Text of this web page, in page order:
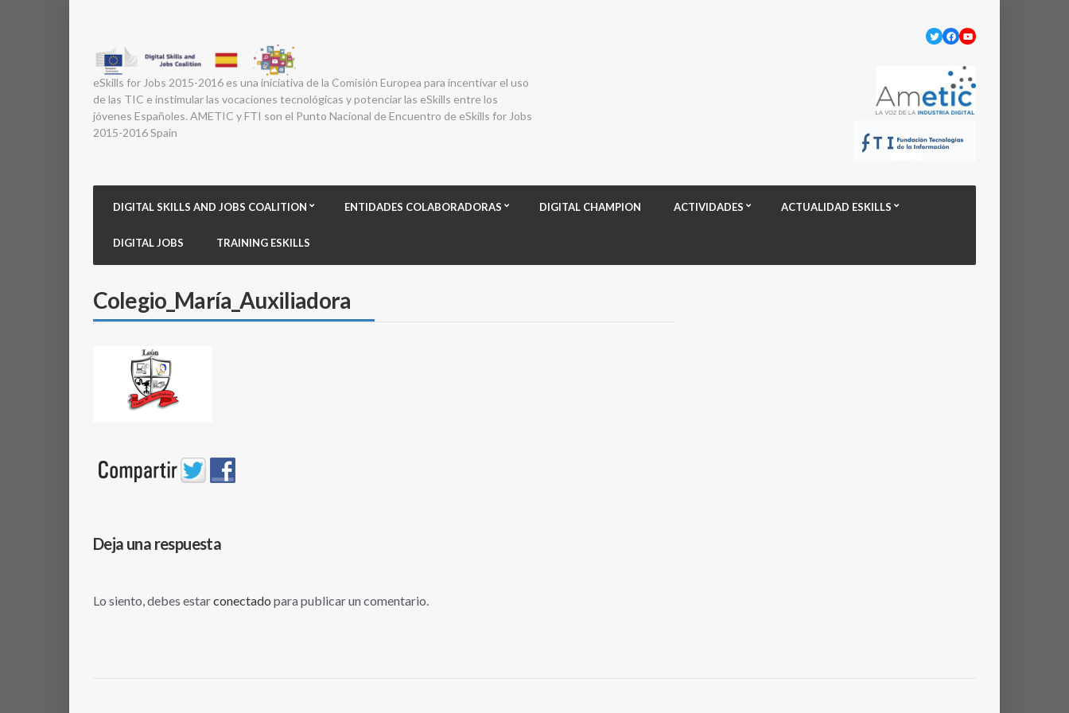
eSkills for Jobs 2015-2016 es una iniciativa de la Comisión Europea para incentivar el uso
de las TIC e instimular las vocaciones tecnológicas y potenciar las eSkills entre los
jóvenes Españoles. AMETIC y FTI son el Punto Nacional de Encuentro de eSkills for Jobs
2015-2016 Spain
Twitter
Facebook
YouTube
DIGITAL SKILLS AND JOBS COALITION ENTIDADES COLABORADORAS DIGITAL CHAMPION ACTIVIDADES ACTUALIDAD ESKILLS
DIGITAL JOBS TRAINING ESKILLS
Colegio_María_Auxiliadora
Deja una respuesta
Lo siento, debes estarconectado para publicar un comentario.